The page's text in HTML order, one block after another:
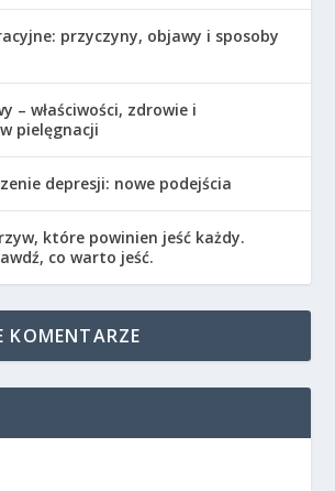
przyczyny, objawy i sposoby
– właściwości, zdrowie i
pielęgnacji
depresji: nowe podejścia
które powinien jeść każdy.
co warto jeść.
KOMENTARZE